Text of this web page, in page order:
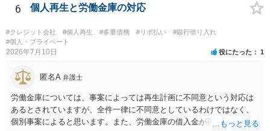
クーリング・オフができない場合でも中途解約は可能ですが、この点
も含めて、最寄りの消費生活センターで詳しい資料をもとに相談して
いただいた方がよいでしょう。
6 個人再生と労働金庫の対応
#クレジット会社 #個人再生 #多重債務 #リボ払い
#銀行借り入れ
#個人・プライベート
2026年7月10日 役にたった 1
匿名A 弁護士
労働金庫については、事案によっては再生計画に不同意という対応は
あるとされていますが、全件一律に不同意としているわけではなく、
個別事案によると思います。また、労働金庫の借入金が再生債権の総